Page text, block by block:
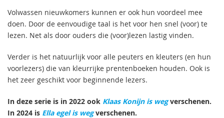
Volwassen nieuwkomers kunnen er ook hun voordeel mee
doen. Door de eenvoudige taal is het voor hen snel (voor) te
lezen. Net als door ouders die (voor)lezen lastig vinden.
Verder is het natuurlijk voor alle peuters en kleuters (en hun
voorlezers) die van kleurrijke prentenboeken houden. Ook is
het zeer geschikt voor beginnende lezers.
In deze serie is in 2022 ook Klaas Konijn is wegverschenen.
In 2024 is Ella egel is wegverschenen.